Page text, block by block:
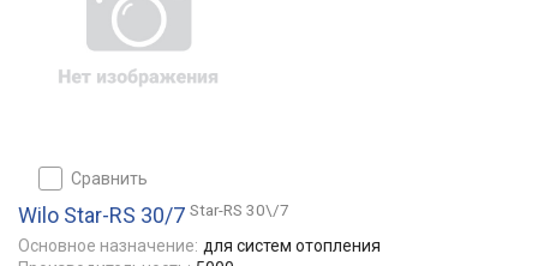
сравнить
Wilo Star-RS 30/7 Star-RS 30\/7
Основное назначение: для систем отопления